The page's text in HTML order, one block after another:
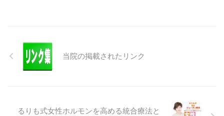
当院の掲載されたリンク
るりも式女性ホルモンを高める統合療法と